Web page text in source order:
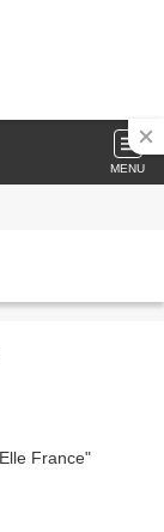
MENU